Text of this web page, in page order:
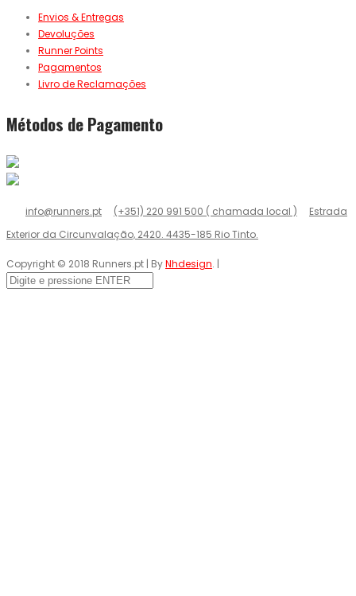
Envios & Entregas
Devoluções
Runner Points
Pagamentos
Livro de Reclamações
Métodos de Pagamento
info@runners.pt (+351) 220 991 500 ( chamada local )
Estrada
Exterior da Circunvalação, 2420. 4435-185 Rio Tinto.
Copyright © 2018 Runners.pt | ByNhdesign. |